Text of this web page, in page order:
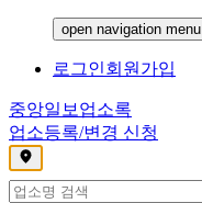
open navigation menu
로그인회원가입
중앙일보 업소록
업소등록/변경 신청
,